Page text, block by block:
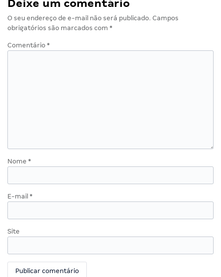
Deixe um comentário
O seu endereço de e-mail não será publicado. Campos
obrigatórios são marcados com *
Comentário *
Nome *
E-mail *
Site